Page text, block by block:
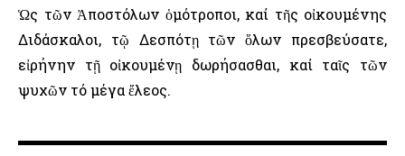
Ὡς τῶν Ἀποστόλων ὁμότροποι, καί τῆς οἰκουμένης
Διδάσκαλοι, τῷ Δεσπότῃ τῶν ὅλων πρεσβεύσατε,
εἰρήνην τῇ οἰκουμένῃ δωρήσασθαι, καί ταῖς τῶν
ψυχῶν τό μέγα ἔλεος.